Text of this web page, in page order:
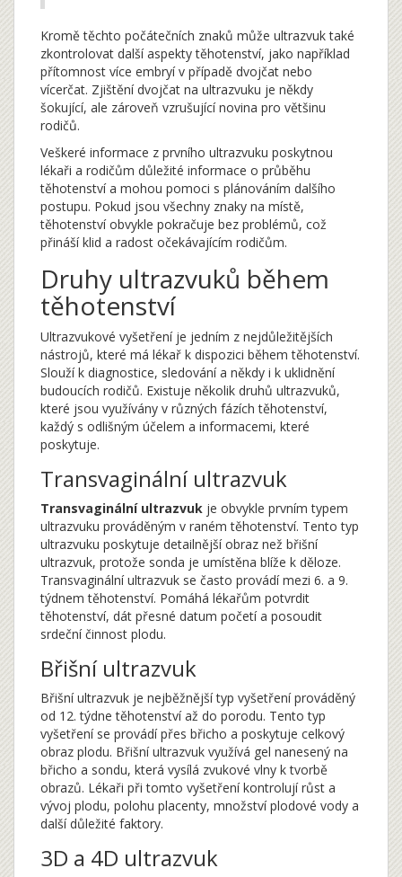
Kromě těchto počátečních znaků může ultrazvuk také
zkontrolovat další aspekty těhotenství, jako například
přítomnost více embryí v případě dvojčat nebo
vícerčat. Zjištění dvojčat na ultrazvuku je někdy
šokující, ale zároveň vzrušující novina pro většinu
rodičů.
Veškeré informace z prvního ultrazvuku poskytnou
lékaři a rodičům důležité informace o průběhu
těhotenství a mohou pomoci s plánováním dalšího
postupu. Pokud jsou všechny znaky na místě,
těhotenství obvykle pokračuje bez problémů, což
přináší klid a radost očekávajícím rodičům.
Druhy ultrazvuků během
těhotenství
Ultrazvukové vyšetření je jedním z nejdůležitějších
nástrojů, které má lékař k dispozici během těhotenství.
Slouží k diagnostice, sledování a někdy i k uklidnění
budoucích rodičů. Existuje několik druhů ultrazvuků,
které jsou využívány v různých fázích těhotenství,
každý s odlišným účelem a informacemi, které
poskytuje.
Transvaginální ultrazvuk
Transvaginální ultrazvuk je obvykle prvním typem
ultrazvuku prováděným v raném těhotenství. Tento typ
ultrazvuku poskytuje detailnější obraz než břišní
ultrazvuk, protože sonda je umístěna blíže k děloze.
Transvaginální ultrazvuk se často provádí mezi 6. a 9.
týdnem těhotenství. Pomáhá lékařům potvrdit
těhotenství, dát přesné datum početí a posoudit
srdeční činnost plodu.
Břišní ultrazvuk
Břišní ultrazvuk je nejběžnější typ vyšetření prováděný
od 12. týdne těhotenství až do porodu. Tento typ
vyšetření se provádí přes břicho a poskytuje celkový
obraz plodu. Břišní ultrazvuk využívá gel nanesený na
břicho a sondu, která vysílá zvukové vlny k tvorbě
obrazů. Lékaři při tomto vyšetření kontrolují růst a
vývoj plodu, polohu placenty, množství plodové vody a
další důležité faktory.
3D a 4D ultrazvuk